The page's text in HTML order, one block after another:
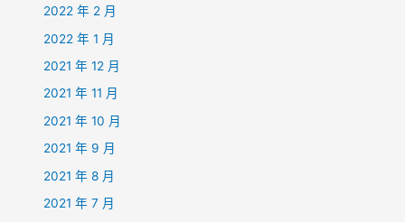
2022 年 2 月
2022 年 1 月
2021 年 12 月
2021 年 11 月
2021 年 10 月
2021 年 9 月
2021 年 8 月
2021 年 7 月